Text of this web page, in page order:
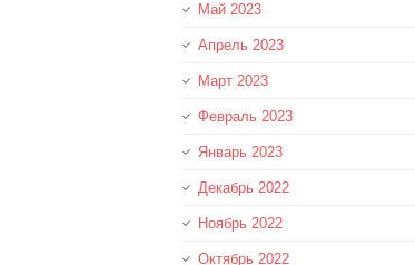
Май 2023
Апрель 2023
Март 2023
Февраль 2023
Январь 2023
Декабрь 2022
Ноябрь 2022
Октябрь 2022